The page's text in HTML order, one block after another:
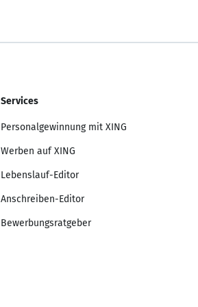
Services
Personalgewinnung mit XING
Werben auf XING
Lebenslauf-Editor
Anschreiben-Editor
Bewerbungsratgeber